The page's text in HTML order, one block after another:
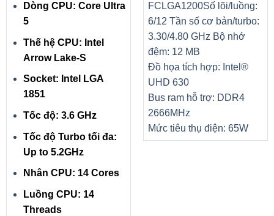
Touchpad của máy có diện tích khá rộng, được phủ một
lớp nhám mịn giúp cho việc thao tác chuột trở nên thuận
tiện hơn, thậm chí không thua kém quá nhiều so với khi sử
dụng một chiếc chuột rời.
Kết nối
Để phục vụ tối đa cho các nhu cầu đa dạng của người sử
dụng, em laptop này được trang bị khá đầy đủ các cổng
kết nối bao gồm: 2 USB 3.2; 1 USB 2.0; 1 HDMI 1.4 port;
Máy cũng sử dụng Wifi 802.11ac 1×1 giúp bạn có thể kết
Dòng CPU: Core Ultra
5
Thế hệ CPU: Intel
Arrow Lake-S
Socket: Intel LGA
1851
Tốc độ: 3.6 GHz
Tốc độ Turbo tối đa:
Up to 5.2GHz
Nhân CPU: 14 Cores
Luồng CPU: 14
Threads
FCLGA1200Số lõi/luồng:
6/12 Tần số cơ bản/turbo:
3.30/4.80 GHz Bộ nhớ
đệm: 12 MB
Đồ họa tích hợp: Intel®
UHD 630
Bus ram hỗ trợ: DDR4
2666MHz
Mức tiêu thụ điện: 65W